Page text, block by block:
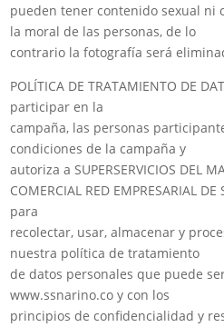
pueden tener contenido sexual ni
la moral de las personas, de lo
contrario la fotografía será
POLÍTICA DE TRATAMIENTO DE
participar en la
campaña, las personas
condiciones de la campaña y
autoriza a SUPERSERVICIOS DEL
COMERCIAL RED EMPRESARIAL
para
recolectar, usar, almacenar y
nuestra política de tratamiento
de datos personales que puede
www.ssnarino.co y con los
principios de confidencialidad y